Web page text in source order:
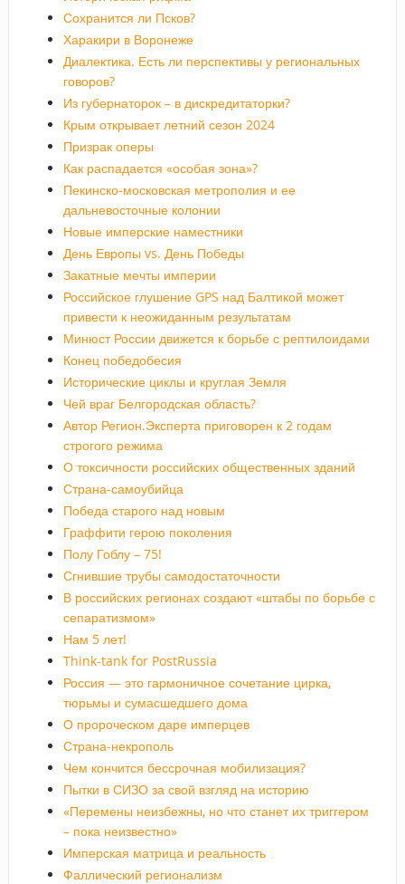
Сохранится ли Псков?
Харакири в Воронеже
Диалектика. Есть ли перспективы у региональных
говоров?
Из губернаторок – в дискредитаторки?
Крым открывает летний сезон 2024
Призрак оперы
Как распадается «особая зона»?
Пекинско-московская метрополия и ее
дальневосточные колонии
Новые имперские наместники
День Европы vs. День Победы
Закатные мечты империи
Российское глушение GPS над Балтикой может
привести к неожиданным результатам
Минюст России движется к борьбе с рептилоидами
Конец победобесия
Исторические циклы и круглая Земля
Чей враг Белгородская область?
Автор Регион.Эксперта приговорен к 2 годам
строгого режима
О токсичности российских общественных зданий
Страна-самоубийца
Победа старого над новым
Граффити герою поколения
Полу Гоблу – 75!
Сгнившие трубы самодостаточности
В российских регионах создают «штабы по борьбе с
сепаратизмом»
Нам 5 лет!
Think-tank for PostRussia
Россия — это гармоничное сочетание цирка,
тюрьмы и сумасшедшего дома
О пророческом даре имперцев
Страна-некрополь
Чем кончится бессрочная мобилизация?
Пытки в СИЗО за свой взгляд на историю
«Перемены неизбежны, но что станет их триггером
– пока неизвестно»
Имперская матрица и реальность
Фаллический регионализм